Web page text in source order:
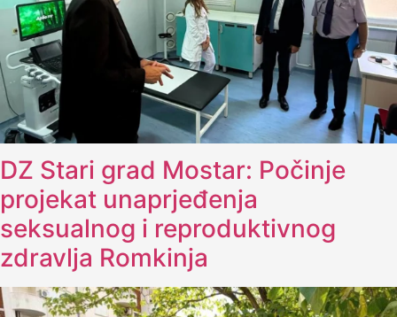
DZ Stari grad Mostar: Počinje
projekat unaprjeđenja
seksualnog i reproduktivnog
zdravlja Romkinja